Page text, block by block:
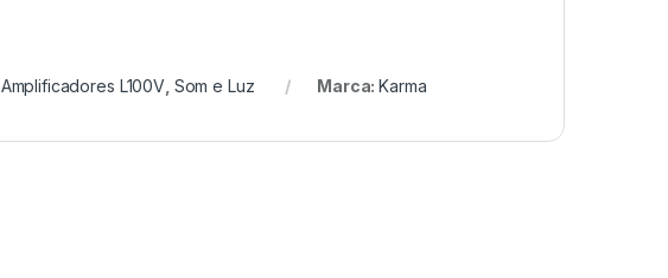
Amplificadores L100V, Som e Luz Marca:Karma